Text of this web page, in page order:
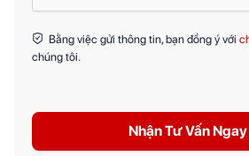
Bằng việc gửi thông tin, bạn đồng ý với
chúng tôi.
Nhận Tư Vấn Ngay